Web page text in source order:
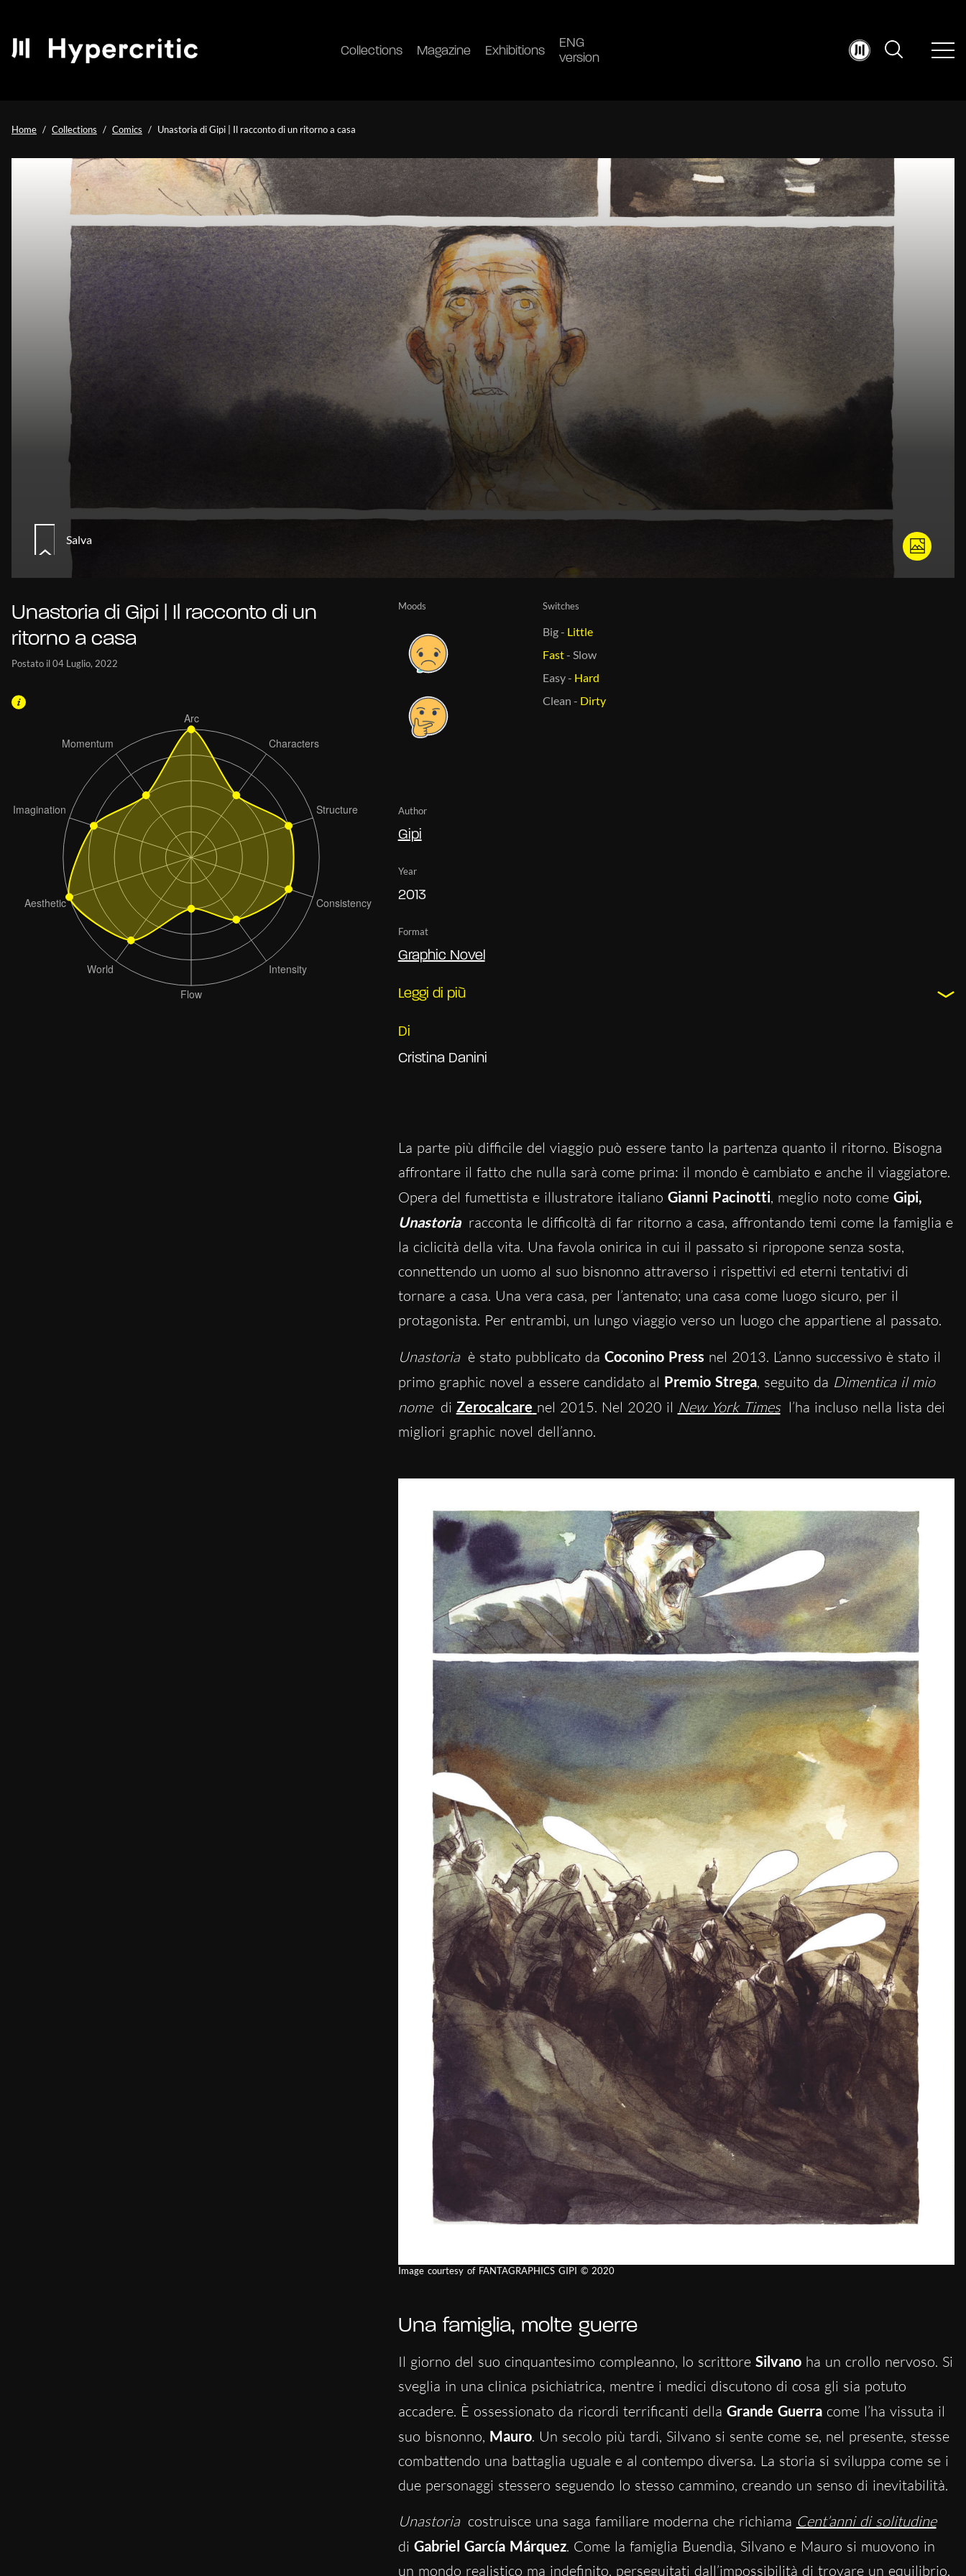
Collections Magazine Exhibitions
ENG
version
Home Collections Comics Unastoria di Gipi | Il racconto di un ritorno a casa
Salva
Unastoria di Gipi | Il racconto di un
ritorno a casa
Postato il 04 Luglio, 2022
Moods Switches
Big- Little
Fast-Slow
Easy- Hard
Clean - Dirty
Author
Gipi
Year
2013
Format
Graphic Novel
Leggi di più
Di
Cristina Danini
La parte più difficile del viaggio può essere tanto la partenza quanto il ritorno. Bisogna
affrontare il fatto che nulla sarà come prima: il mondo è cambiato e anche il viaggiatore.
Opera del fumettista e illustratore italiano Gianni Pacinotti, meglio noto come Gipi,
Unastoria racconta le difficoltà di far ritorno a casa, affrontando temi come la famiglia e
la ciclicità della vita. Una favola onirica in cui il passato si ripropone senza sosta,
connettendo un uomo al suo bisnonno attraverso i rispettivi ed eterni tentativi di
tornare a casa. Una vera casa, per l’antenato; una casa come luogo sicuro, per il
protagonista. Per entrambi, un lungo viaggio verso un luogo che appartiene al passato.
Unastoria è stato pubblicato da Coconino Press nel 2013. L’anno successivo è stato il
primo graphic novel a essere candidato al Premio Strega, seguito da Dimentica il mio
nome di Zerocalcare nel 2015. Nel 2020 il New York Times l’ha incluso nella lista dei
migliori graphic novel dell’anno.
Image courtesy of FANTAGRAPHICS GIPI © 2020
Una famiglia, molte guerre
Il giorno del suo cinquantesimo compleanno, lo scrittore Silvano ha un crollo nervoso. Si
sveglia in una clinica psichiatrica, mentre i medici discutono di cosa gli sia potuto
accadere. È ossessionato da ricordi terrificanti della Grande Guerracome l’ha vissuta il
suo bisnonno, Mauro. Un secolo più tardi, Silvano si sente come se, nel presente, stesse
combattendo una battaglia uguale e al contempo diversa. La storia si sviluppa come se i
due personaggi stessero seguendo lo stesso cammino, creando un senso di inevitabilità.
Unastoria costruisce una saga familiare moderna che richiama Cent’anni di solitudine
di Gabriel García Márquez. Come la famiglia Buendìa, Silvano e Mauro si muovono in
un mondo realistico ma indefinito, perseguitati dall’impossibilità di trovare un equilibrio.